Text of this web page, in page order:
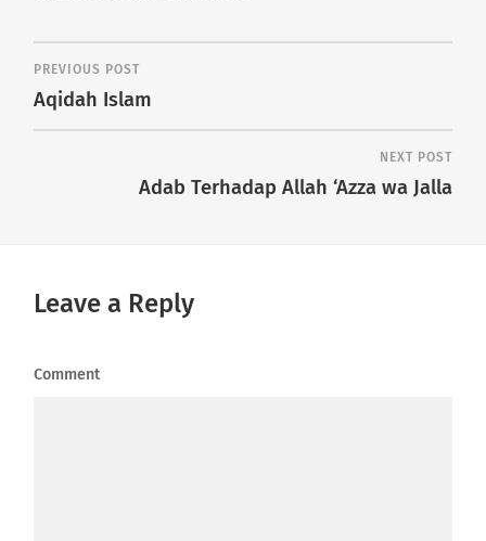
PREVIOUS POST
Aqidah Islam
NEXT POST
Adab Terhadap Allah ‘Azza wa Jalla
Leave a Reply
Comment